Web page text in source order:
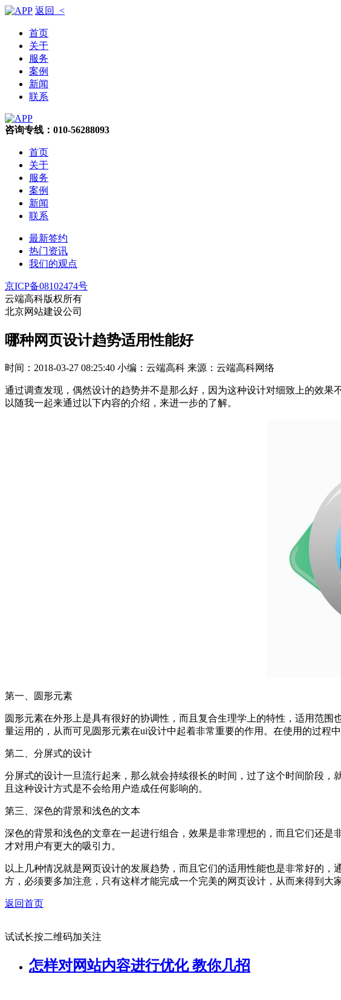
返回 <
首页
关于
服务
案例
新闻
联系
咨询专线：010-56288093
首页
关于
服务
案例
新闻
联系
最新签约
热门资讯
我们的观点
京ICP备08102474号
云端高科版权所有
北京网站建设公司
哪种网页设计趋势适用性能好
时间：2018-03-27 08:25:40 小编：云端高科 来源：云端高科网络
通过调查发现，偶然设计的趋势并不是那么好，因为这种设计对细致上的效
以随我一起来通过以下内容的介绍，来进一步的了解。
第一、圆形元素
圆形元素在外形上是具有很好的协调性，而且复合生理学上的特性，适用范
量运用的，从而可见圆形元素在ui设计中起着非常重要的作用。在使用的过程
第二、分屏式的设计
分屏式的设计一旦流行起来，那么就会持续很长的时间，过了这个时间阶段
且这种设计方式是不会给用户造成任何影响的。
第三、深色的背景和浅色的文本
深色的背景和浅色的文章在一起进行组合，效果是非常理想的，而且它们还
才对用户有更大的吸引力。
以上几种情况就是网页设计的发展趋势，而且它们的适用性能也是非常好的
方，必须要多加注意，只有这样才能完成一个完美的网页设计，从而来得到大
返回首页
试试长按二维码加关注
怎样对网站内容进行优化 教你几招